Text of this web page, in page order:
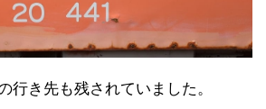
行き先も残されていました。